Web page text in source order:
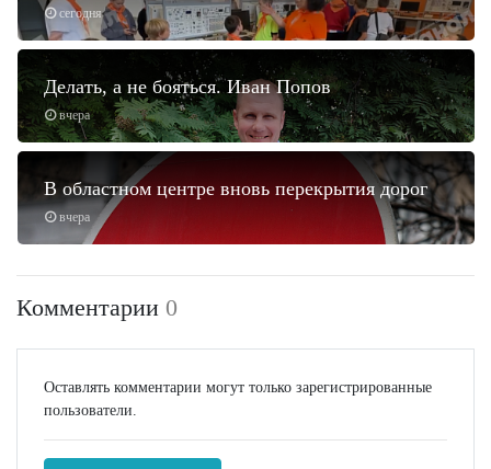
сегодня
вчера
Делать, а не бояться. Иван Попов
вчера
В областном центре вновь перекрытия дорог
Комментарии 0
Оставлять комментарии могут только зарегистрированные
пользователи.